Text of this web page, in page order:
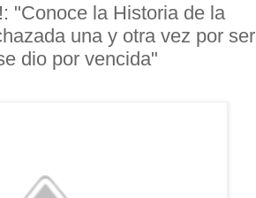
"Conoce la Historia de la
una y otra vez por ser
dio por vencida"